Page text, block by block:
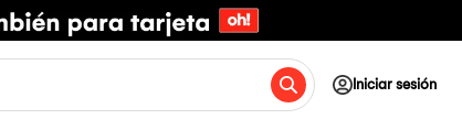
Iniciar sesión